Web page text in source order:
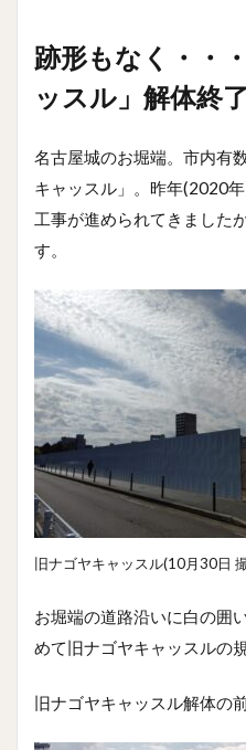
跡形もなく・・
ッスル」解体終
名古屋城のお堀端。市内有
キャッスル」。昨年(2020
工事が進められてきました
す。
旧ナゴヤキャッスル(10月30日
お堀端の道路沿いに白の囲
めて旧ナゴヤキャッスルの
旧ナゴヤキャッスル解体の